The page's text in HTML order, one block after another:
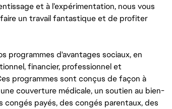
et à l’expérimentation, nous vous
un travail fantastique et de profiter
programmes d'avantages sociaux, en
financier, professionnel et
programmes sont conçus de façon à
couverture médicale, un soutien au bien-
payés, des congés parentaux, des